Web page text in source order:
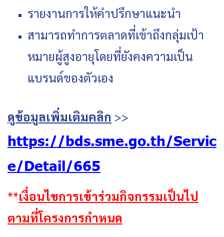
รายงานการให้คำปรึกษาแนะนำ
สามารถทำการตลาดที่เข้าถึงกลุ่มเป้า
หมายผู้สูงอายุโดยที่ยังคงความเป็น
แบรนด์ของตัวเอง
ดูข้อมูลเพิ่มเติมคลิก >>
https://bds.sme.go.th/Servic
e/Detail/665
**เงื่อนไขการเข้าร่วมกิจกรรมเป็นไป
ตามที่โครงการกำหนด